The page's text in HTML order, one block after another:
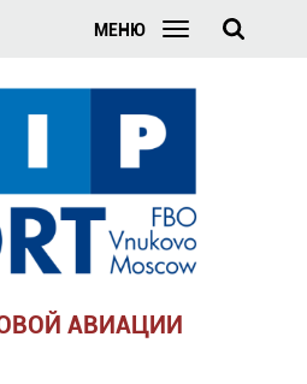
МЕНЮ
АВИАЦИИ